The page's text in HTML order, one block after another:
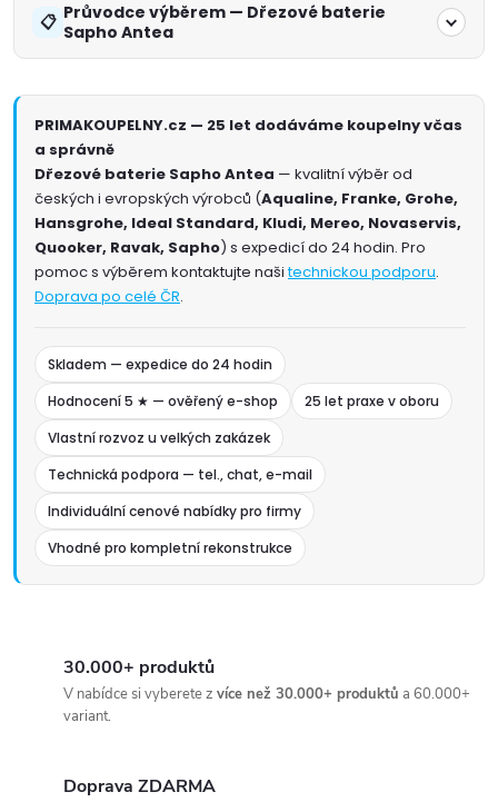
Průvodce výběrem — Dřezové baterie
Sapho Antea
PRIMAKOUPELNY.cz — 25 let dodáváme koupelny včas
a správně
Dřezové baterie Sapho Antea — kvalitní výběr od
českých i evropských výrobců (Aqualine, Franke, Grohe,
Hansgrohe, Ideal Standard, Kludi, Mereo, Novaservis,
Quooker, Ravak, Sapho) s expedicí do 24 hodin. Pro
pomoc s výběrem kontaktujte našitechnickou podporu.
Doprava po celé ČR.
Skladem — expedice do 24 hodin
Hodnocení 5 ★ — ověřený e-shop
25 let praxe v oboru
Vlastní rozvoz u velkých zakázek
Technická podpora — tel., chat, e-mail
Individuální cenové nabídky pro firmy
Vhodné pro kompletní rekonstrukce
30.000+ produktů
V nabídce si vyberete z více než 30.000+ produktů a 60.000+
variant.
Doprava ZDARMA